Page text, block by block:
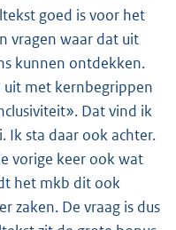
goed is voor het
vragen waar dat uit
kunnen ontdekken.
met kernbegrippen
Dat vind ik
Ik sta daar ook achter.
vorige keer ook wat
het mkb dit ook
zaken. De vraag is dus